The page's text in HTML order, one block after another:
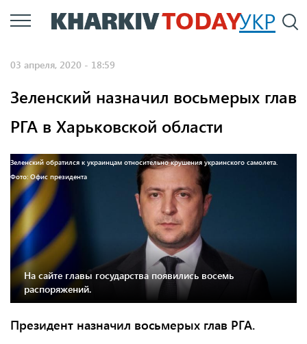
Перейти
к
УКР
03 апреля, 2020 - 18:59
Зеленский назначил восьмерых глав
РГА в Харьковской области
Зеленский обратился к украинцам относительно крушения украинского самолета.
Фото: Офис президента
На сайте главы государства появились восемь
распоряжений.
Президент назначил восьмерых глав РГА.